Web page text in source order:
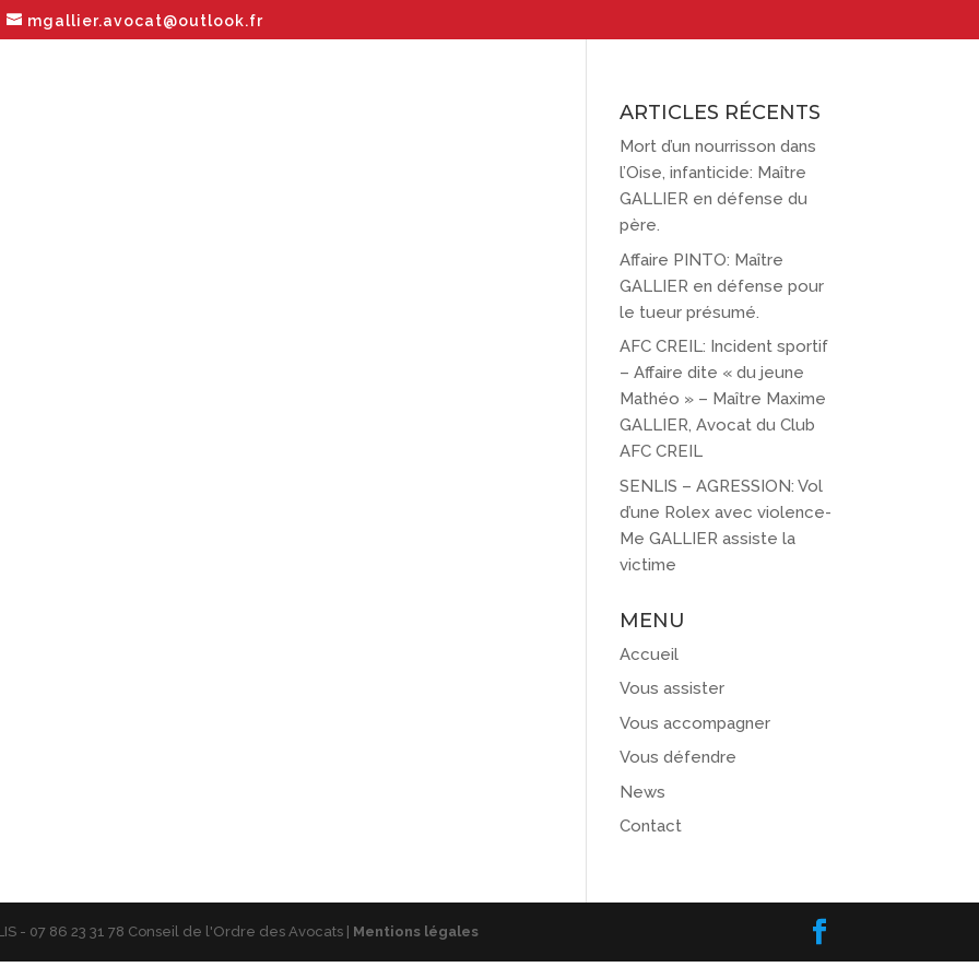
mgallier.avocat@outlook.fr
ARTICLES RÉCENTS
Mort d’un nourrisson dans
l’Oise, infanticide: Maître
GALLIER en défense du
père.
Affaire PINTO: Maître
GALLIER en défense pour
le tueur présumé.
AFC CREIL: Incident sportif
– Affaire dite « du jeune
Mathéo » – Maître Maxime
GALLIER, Avocat du Club
AFC CREIL
SENLIS – AGRESSION: Vol
d’une Rolex avec violence-
Me GALLIER assiste la
victime
MENU
Accueil
Vous assister
Vous accompagner
Vous défendre
News
Contact
- 07 86 23 31 78 Conseil de l'Ordre des Avocats | Mentions légales